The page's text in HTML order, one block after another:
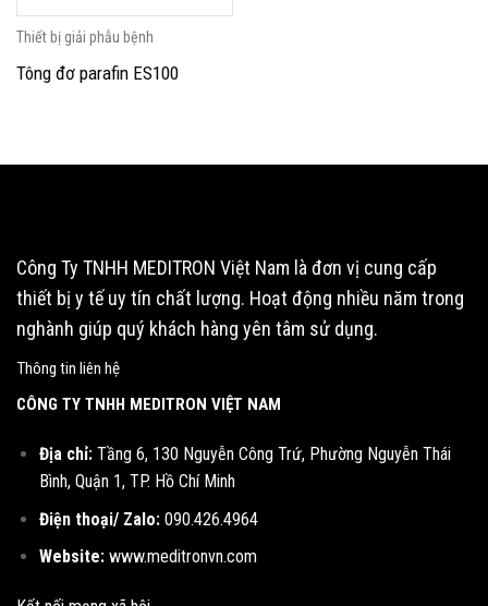
Thiết bị giải phẫu bệnh
Tông đơ parafin ES100
Công Ty TNHH MEDITRON Việt Nam là đơn vị cung cấp
thiết bị y tế uy tín chất lượng. Hoạt động nhiều năm trong
nghành giúp quý khách hàng yên tâm sử dụng.
Thông tin liên hệ
CÔNG TY TNHH MEDITRON VIỆT NAM
Địa chỉ: Tầng 6, 130 Nguyễn Công Trứ, Phường Nguyễn Thái
Bình, Quận 1, TP. Hồ Chí Minh
Điện thoại/ Zalo: 090.426.4964
Website: www.meditronvn.com